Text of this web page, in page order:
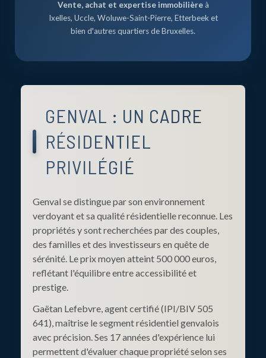
Vente, achat et expertise immobilièreà
Ixelles, Uccle, Woluwe-Saint-Pierre, Etterbeek et
bien d'autres quartiers de Bruxelles.
GENVAL : UN CADRE
RÉSIDENTIEL
PRIVILÉGIÉ
Genval se distingue par son environnement
verdoyant et sa qualité résidentielle reconnue. Les
propriétés y sont recherchées par des couples,
des familles et des investisseurs en quête de
sérénité. Le prix moyen atteint 500 000 euros,
reflétant l'équilibre entre accessibilité et
prestige.
Gaëtan Lefebvre, agent certifié (IPI/BIV 505
641), maîtrise le segment résidentiel genvalois
avec précision. Ses 17 années d'expérience lui
permettent d'évaluer chaque propriété selon ses